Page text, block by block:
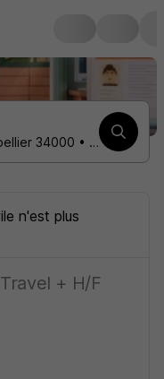
Responsable service client • Montpellier 34000 • 1 contrat
n'est plus
+ H/F